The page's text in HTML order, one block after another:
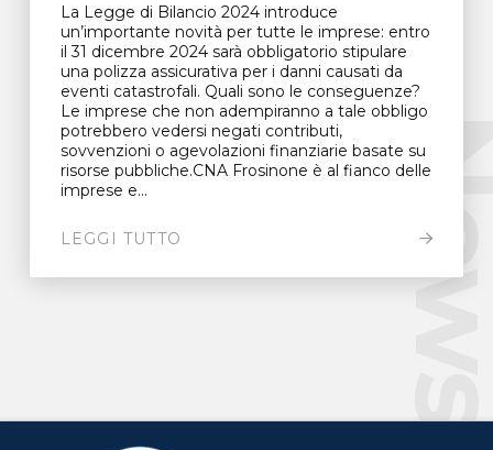
La Legge di Bilancio 2024 introduce
un’importante novità per tutte le imprese: entro
il 31 dicembre 2024 sarà obbligatorio stipulare
una polizza assicurativa per i danni causati da
eventi catastrofali. Quali sono le conseguenze?
Le imprese che non adempiranno a tale obbligo
potrebbero vedersi negati contributi,
sovvenzioni o agevolazioni finanziarie basate su
risorse pubbliche.CNA Frosinone è al fianco delle
imprese e...
LEGGI TUTTO